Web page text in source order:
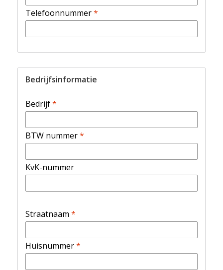
Telefoonnummer*
Bedrijfsinformatie
Bedrijf*
BTW nummer*
KvK-nummer
Straatnaam *
Huisnummer*